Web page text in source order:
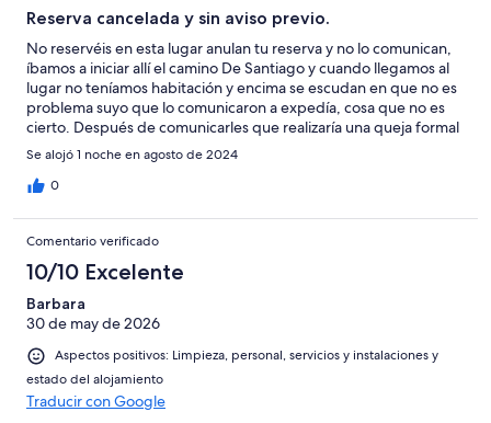
Reserva cancelada y sin aviso previo.
No reservéis en esta lugar anulan tu reserva y no lo comunican,
íbamos a iniciar allí el camino De Santiago y cuando llegamos al
lugar no teníamos habitación y encima se escudan en que no es
problema suyo que lo comunicaron a expedía, cosa que no es
cierto. Después de comunicarles que realizaría una queja formal
y buscarme yo la vida reservando en otro alojamiento, me llaman
por teléfono para buscarme ellos algo. YA TARDE SEÑORES,
SON USTEDES UNOS IMPRESENTABLES. Está claro que
ustedes de fiar. Un saludo.
Se alojó 1 noche en agosto de 2024
0
Comentario verificado
10/10 Excelente
Barbara
30 de may de 2026
Aspectos positivos: Limpieza, personal, servicios y instalaciones y
estado del alojamiento
Traducir con Google